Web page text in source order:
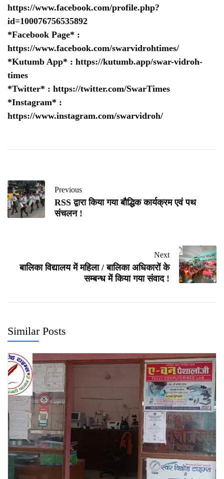
https://www.facebook.com/profile.php?
id=100076756535892
*Facebook Page* :
https://www.facebook.com/swarvidrohtimes/
*Kutumb App* : https://kutumb.app/swar-vidroh-
times
*Twitter* : https://twitter.com/SwarTimes
*Instagram* :
https://www.instagram.com/swarvidroh/
Previous
RSS द्वारा किया गया बौद्धिक कार्यक्रम एवं पथ
संचलन !
Next
बालिका विद्यालय में महिला / बालिका अधिकारों के
सम्बन्ध में किया गया संवाद !
Similar Posts